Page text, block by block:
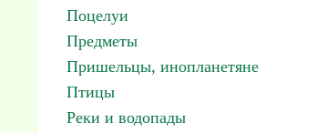
Поцелуи
Предметы
Пришельцы, инопланетяне
Птицы
Реки и водопады